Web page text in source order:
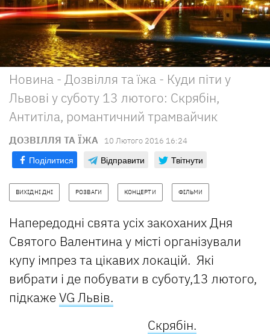
Новина - Дозвілля та їжа - Куди піти у
Львові у суботу 13 лютого: Скрябін,
Антитіла, романтичний трамвайчик
ДОЗВІЛЛЯ ТА ЇЖА 10 Лютого 2016 16:24
Поділитися Відправити Твітнути
ВИХІДНІ ДНІ РОЗВАГИ КОНЦЕРТИ ФІЛЬМИ
Напередодні свята усіх закоханих Дня
Святого Валентина у місті організували
купу імпрез та цікавих локацій. Які
вибрати і де побувати в суботу,13 лютого,
підкажеVG Львів.
Скрябін.